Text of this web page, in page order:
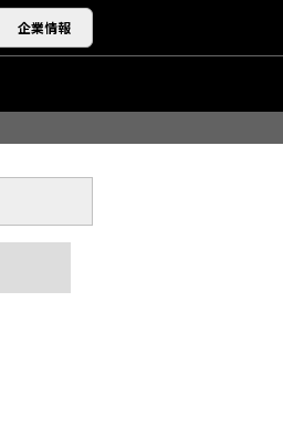
企業情報